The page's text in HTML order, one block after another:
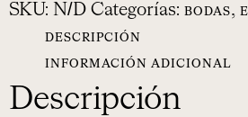
SKU: N/D Categorías: BODAS,
DESCRIPCIÓN
INFORMACIÓN ADICIONAL
Descripción